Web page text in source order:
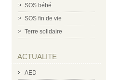
SOS bébé
SOS fin de vie
Terre solidaire
ACTUALITE
AED